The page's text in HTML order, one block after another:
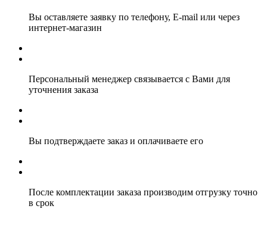
Вы оставляете заявку по телефону, E-mail или через
интернет-магазин
Персональный менеджер связывается с Вами для
уточнения заказа
Вы подтверждаете заказ и оплачиваете его
После комплектации заказа производим отгрузку точно
в срок